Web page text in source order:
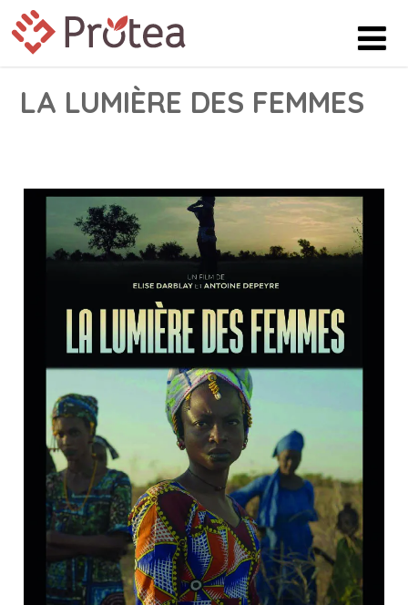
LA LUMIÈRE DES FEMMES